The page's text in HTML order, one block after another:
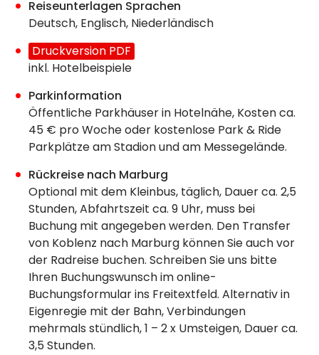
Reiseunterlagen Sprachen
Deutsch, Englisch, Niederländisch
Druckversion PDF
inkl. Hotelbeispiele
Parkinformation
Öffentliche Parkhäuser in Hotelnähe, Kosten ca.
45 € pro Woche oder kostenlose Park & Ride
Parkplätze am Stadion und am Messegelände.
Rückreise nach Marburg
Optional mit dem Kleinbus, täglich, Dauer ca. 2,5
Stunden, Abfahrtszeit ca. 9 Uhr, muss bei
Buchung mit angegeben werden. Den Transfer
von Koblenz nach Marburg können Sie auch vor
der Radreise buchen. Schreiben Sie uns bitte
Ihren Buchungswunsch im online-
Buchungsformular ins Freitextfeld. Alternativ in
Eigenregie mit der Bahn, Verbindungen
mehrmals stündlich, 1 – 2 x Umsteigen, Dauer ca.
3,5 Stunden.